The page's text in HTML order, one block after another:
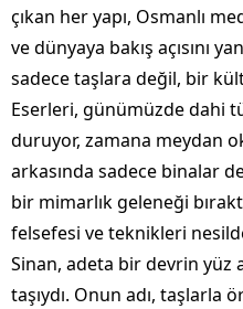
çıkan her yapı, Osmanlı
ve dünyaya bakış açısını
sadece taşlara değil, bir
Eserleri, günümüzde dahi
duruyor, zamana meydan
arkasında sadece binalar
bir mimarlık geleneği
felsefesi ve teknikleri
Sinan, adeta bir devrin yüz
taşıydı. Onun adı,